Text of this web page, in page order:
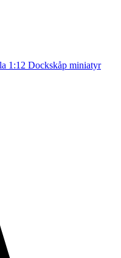
1:12 Dockskåp miniatyr